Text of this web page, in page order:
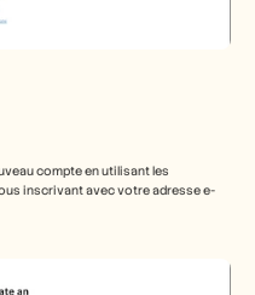
compte en utilisant les
inscrivant avec votre adresse e-